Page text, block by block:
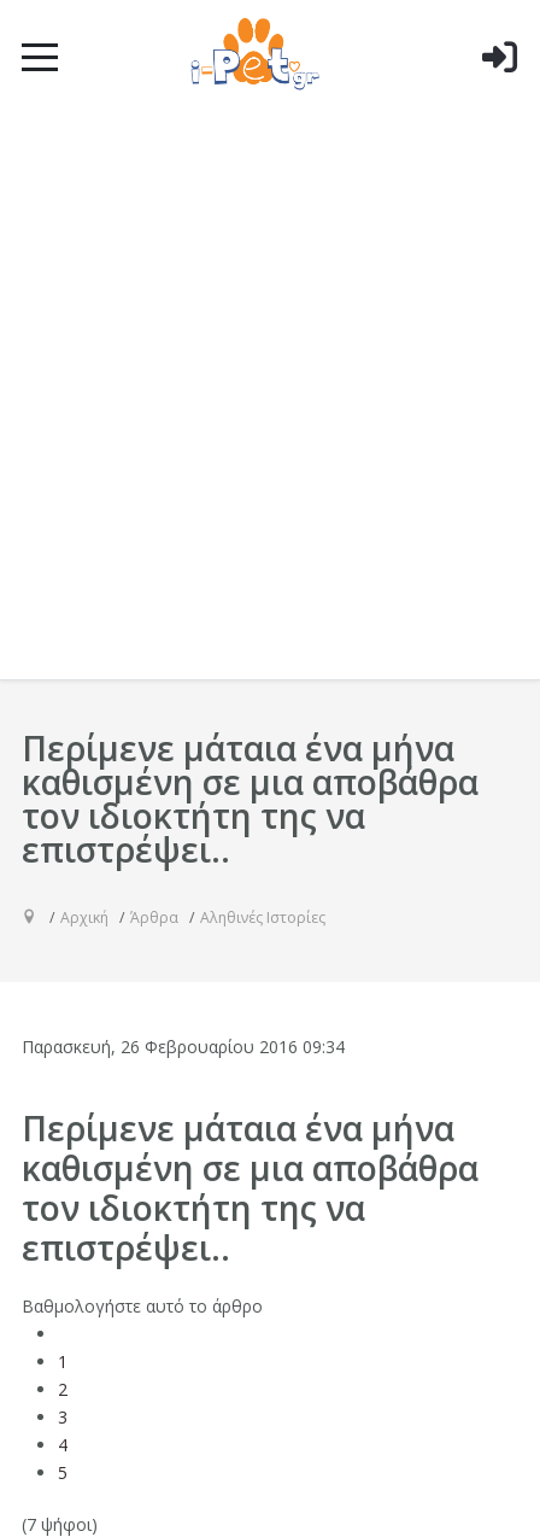
Περίμενε μάταια ένα μήνα
καθισμένη σε μια αποβάθρα
τον ιδιοκτήτη της να
επιστρέψει..
Αρχική Άρθρα Αληθινές Ιστορίες
Παρασκευή, 26 Φεβρουαρίου 2016 09:34
Περίμενε μάταια ένα μήνα
καθισμένη σε μια αποβάθρα
τον ιδιοκτήτη της να
επιστρέψει..
Βαθμολογήστε αυτό το άρθρο
1
2
3
4
5
(7 ψήφοι)